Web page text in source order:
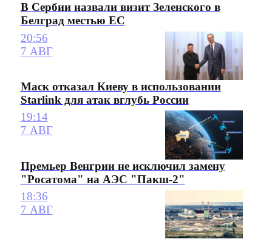
В Сербии назвали визит Зеленского в
Белград местью ЕС
20:56
7 АВГ
Маск отказал Киеву в использовании
Starlink для атак вглубь России
19:14
7 АВГ
Премьер Венгрии не исключил замену
"Росатома" на АЭС "Пакш-2"
18:36
7 АВГ